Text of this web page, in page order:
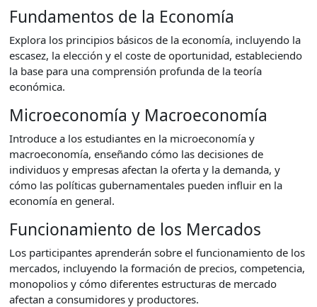
Fundamentos de la Economía
Explora los principios básicos de la economía, incluyendo la
escasez, la elección y el coste de oportunidad, estableciendo
la base para una comprensión profunda de la teoría
económica.
Microeconomía y Macroeconomía
Introduce a los estudiantes en la microeconomía y
macroeconomía, enseñando cómo las decisiones de
individuos y empresas afectan la oferta y la demanda, y
cómo las políticas gubernamentales pueden influir en la
economía en general.
Funcionamiento de los Mercados
Los participantes aprenderán sobre el funcionamiento de los
mercados, incluyendo la formación de precios, competencia,
monopolios y cómo diferentes estructuras de mercado
afectan a consumidores y productores.